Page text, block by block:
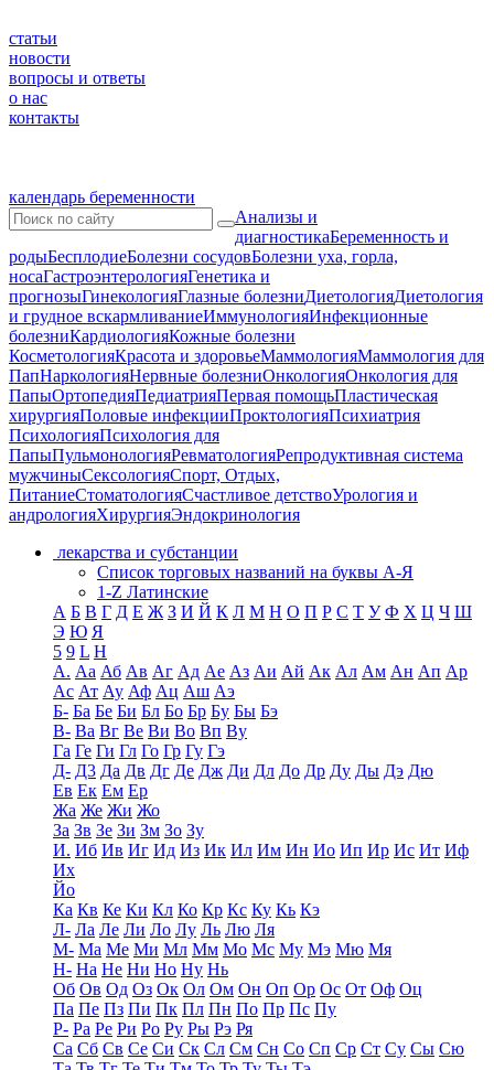
статьи
новости
вопросы и ответы
о нас
контакты
календарь беременности
Анализы и
диагностикаБеременность и
родыБесплодиеБолезни сосудовБолезни уха, горла,
носаГастроэнтерологияГенетика и
прогнозыГинекологияГлазные болезниДиетологияДиетология
и грудное вскармливаниеИммунологияИнфекционные
болезниКардиологияКожные болезни
КосметологияКрасота и здоровьеМаммологияМаммология для
ПапНаркологияНервные болезниОнкологияОнкология для
ПапыОртопедияПедиатрияПервая помощьПластическая
хирургияПоловые инфекцииПроктологияПсихиатрия
ПсихологияПсихология для
ПапыПульмонологияРевматологияРепродуктивная система
мужчиныСексологияСпорт, Отдых,
ПитаниеСтоматологияСчастливое детствоУрология и
андрологияХирургияЭндокринология
лекарства и субстанции
Список торговых названий на буквы А-Я
1-Z Латинские
А Б В Г Д Е Ж З И Й К Л М Н О П Р С Т У Ф Х Ц Ч Ш
Э Ю Я
5 9 L H
А. Аа Аб Ав Аг Ад Ае Аз Аи Ай Ак Ал Ам Ан Ап Ар
Ас Ат Ау Аф Ац Аш Аэ
Б- Ба Бе Би Бл Бо Бр Бу Бы Бэ
В- Ва Вг Ве Ви Во Вп Ву
Га Ге Ги Гл Го Гр Гу Гэ
Д- Д3 Да Дв Дг Де Дж Ди Дл До Др Ду Ды Дэ Дю
Ев Ек Ем Ер
Жа Же Жи Жо
За Зв Зе Зи Зм Зо Зу
И. Иб Ив Иг Ид Из Ик Ил Им Ин Ио Ип Ир Ис Ит Иф
Их
Йо
Ка Кв Ке Ки Кл Ко Кр Кс Ку Кь Кэ
Л- Ла Ле Ли Ло Лу Ль Лю Ля
М- Ма Ме Ми Мл Мм Мо Мс Му Мэ Мю Мя
Н- На Не Ни Но Ну Нь
Об Ов Од Оз Ок Ол Ом Он Оп Ор Ос От Оф Оц
Па Пе Пз Пи Пк Пл Пн По Пр Пс Пу
Р- Ра Ре Ри Ро Ру Ры Рэ Ря
Са Сб Св Се Си Ск Сл См Сн Со Сп Ср Ст Су Сы Сю